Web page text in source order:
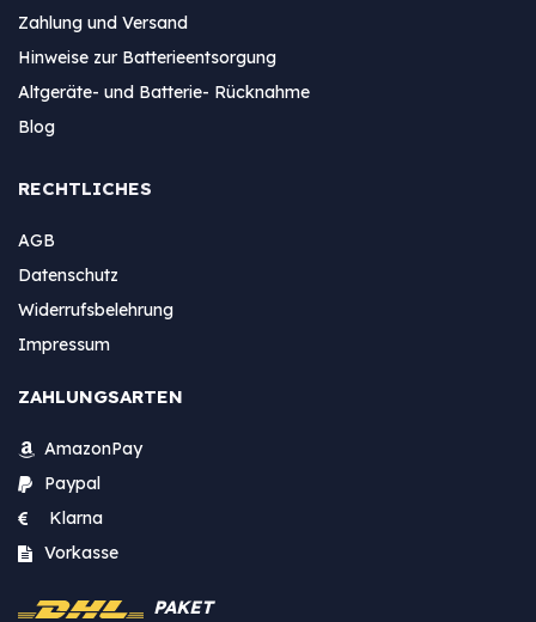
Zahlung und Versand
Hinweise zur Batterieentsorgung
Altgeräte- und Batterie- Rücknahme
Blog
RECHTLICHES
AGB
Datenschutz
Widerrufsbelehrung
Impressum
ZAHLUNGSARTEN
AmazonPay
Paypal
Klarna
Vorkasse
PAKET